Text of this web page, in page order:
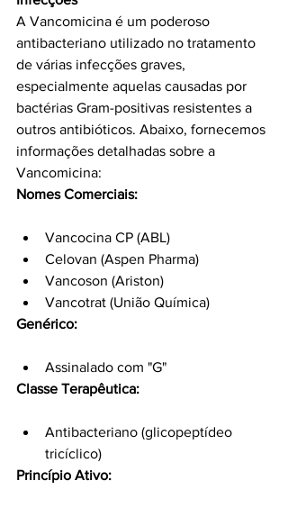
A Vancomicina é um poderoso
antibacteriano utilizado no tratamento
de várias infecções graves,
especialmente aquelas causadas por
bactérias Gram-positivas resistentes a
outros antibióticos. Abaixo, fornecemos
informações detalhadas sobre a
Vancomicina:
Nomes Comerciais:
Vancocina CP (ABL)
Celovan (Aspen Pharma)
Vancoson (Ariston)
Vancotrat (União Química)
Genérico:
Assinalado com "G"
Classe Terapêutica:
Antibacteriano (glicopeptídeo
tricíclico)
Princípio Ativo: